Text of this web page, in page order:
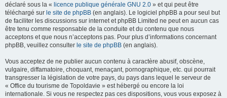
déclaré sous la « licence publique générale GNU 2.0 » et qui peut être
téléchargé sur le site de phpBB (en anglais). Le logiciel phpBB a pour seul but
de faciliter les discussions sur internet et phpBB Limited ne peut en aucun cas
être tenu comme responsable de la conduite et du contenu que nous
acceptons et que nous n’acceptons pas. Pour plus d’informations concernant
phpBB, veuillez consulter le site de phpBB (en anglais).
Vous acceptez de ne publier aucun contenu à caractère abusif, obscène,
vulgaire, diffamatoire, choquant, menaçant, pornographique, etc. qui pourrait
transgresser la législation de votre pays, du pays dans lequel le serveur de
« Office du tourisme de Topoldavie » est hébergé ou encore la loi
internationale. Si vous ne respectez pas ces dispositions, vous vous exposez à